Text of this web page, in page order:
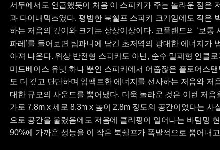
서두에서도 언급했듯이 처음 이 스피커가 주는 놀라운 점은
과 다이내믹스였다. 평범한 북쉘프 스피커 크기임에도 작은
하는 저음의 깊이와 크기는 상상이상이다. 코플랜드의 ‘보통
파레’를 들어보면 팀파니에 담긴 초저역의 광대한 에너지가
아져 나온다. 위상 반전형 스피커도 아닌, 순수 밀폐형 인클
미드베이스 유닛 하나 뿐인 스피커에서 어줍짢은 플로어스
도 더 깊고 단단하며 임팩트한 에너지를 선사하는 저음와 저
대한 규모의 사운드를 뿜어냈다. 더욱 놀라운 것은 이런 저음
가로 7.8m x 세로 8.3m x 높이 2.8m 정도의 공간이었다는
으로 공간을 울렸음에도 저음에 클리핑이 일어나는 바텀밍
90%에 가까운 성능을 이 작은 북쉘프가 폭발적으로 뿜어내